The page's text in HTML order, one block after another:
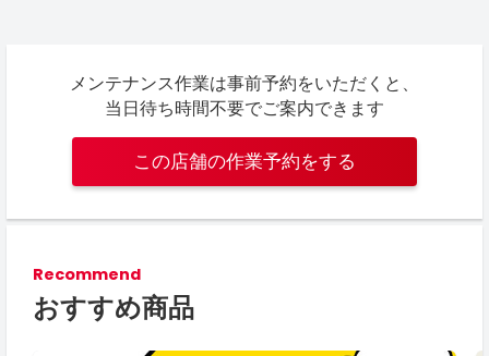
メンテナンス作業は事前予約をいただくと、
当日待ち時間不要でご案内できます
この店舗の作業予約をする
Recommend
おすすめ商品